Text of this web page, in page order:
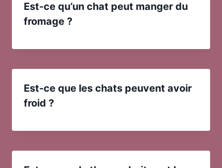
Est-ce qu’un chat peut manger du
fromage ?
Est-ce que les chats peuvent avoir
froid ?